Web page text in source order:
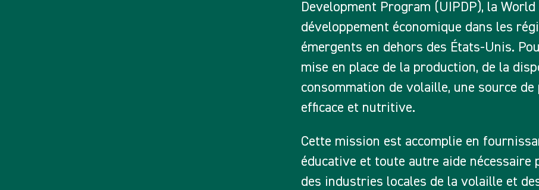
Development Program (UIPDP), la
développement économique dans les
émergents en dehors des États-Unis.
mise en place de la production, de la
consommation de volaille, une source
efficace et nutritive.
Cette mission est accomplie en
éducative et toute autre aide
des industries locales de la volaille et